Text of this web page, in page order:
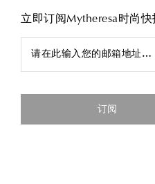
立即订阅Mytheresa时尚
请在此输入您的邮箱地址…
订阅